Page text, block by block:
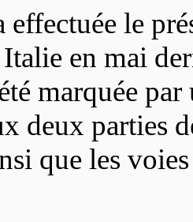
effectuée le
en mai
marquée
deux parties
que les